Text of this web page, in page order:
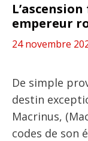
empereur
24 novembre
De simple
destin
Macrinus,
codes de son